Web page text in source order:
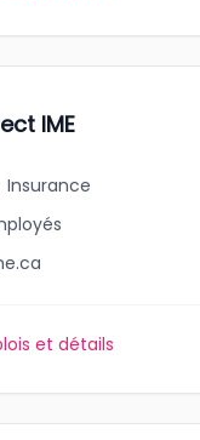
IME
Insurance
et détails